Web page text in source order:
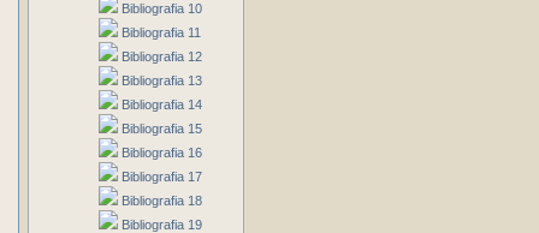
Bibliografia 10
Bibliografia 11
Bibliografia 12
Bibliografia 13
Bibliografia 14
Bibliografia 15
Bibliografia 16
Bibliografia 17
Bibliografia 18
Bibliografia 19